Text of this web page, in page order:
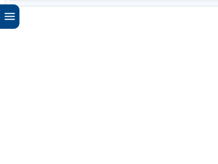
comercialización minorista de GLP y su relación